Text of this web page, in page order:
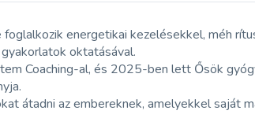
energetikai kezelésekkel, méh
oktatásával.
Coaching-al, és 2025-ben lett Ősök
átadni az embereknek, amelyekkel saját